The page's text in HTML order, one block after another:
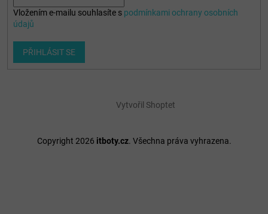
Vložením e-mailu souhlasíte s podmínkami ochrany osobních
údajů
PŘIHLÁSIT SE
Vytvořil Shoptet
Copyright 2026 itboty.cz. Všechna práva vyhrazena.